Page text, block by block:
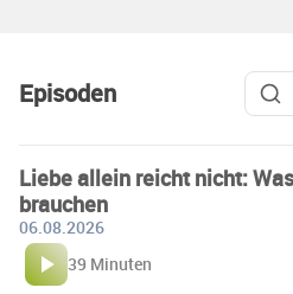
Episoden
Liebe allein reicht nicht:
brauchen
06.08.2026
39 Minuten